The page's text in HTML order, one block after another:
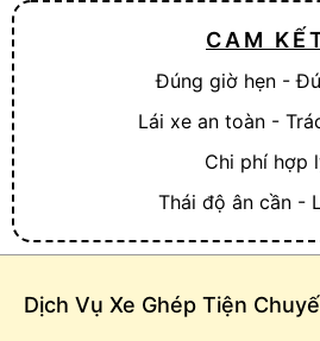
CAM
Đúng giờ hẹn -
Lái xe an toàn -
Chi phí hợp
Thái độ ân cần -
Dịch Vụ Xe Ghép Tiện